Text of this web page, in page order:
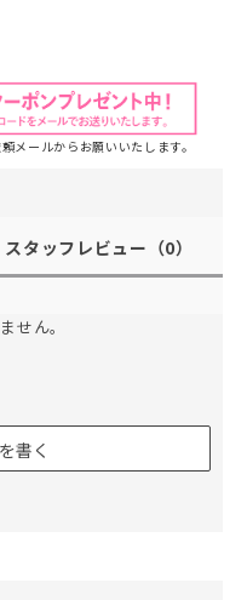
メールからお願いいたします。
スタッフレビュー （0）
せん。
書く